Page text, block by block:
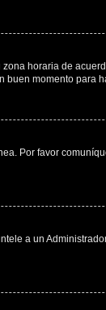
horaria de
buen momento para
Por favor
a un